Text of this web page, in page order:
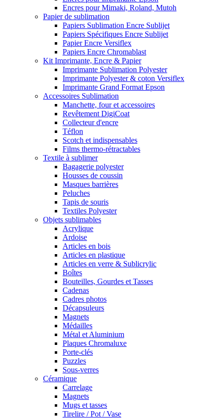
Encres pour Mimaki, Roland, Mutoh
Papier de sublimation
Papiers Sublimation Encre Sublijet
Papiers Spécifiques Encre Sublijet
Papier Encre Versiflex
Papiers Encre Chromablast
Kit Imprimante, Encre & Papier
Imprimante Sublimation Polyester
Imprimante Polyester & coton Versiflex
Imprimante Grand Format Epson
Accessoires Sublimation
Manchette, four et accessoires
Revêtement DigiCoat
Collecteur d'encre
Téflon
Scotch et indispensables
Films thermo-rétractables
Textile à sublimer
Bagagerie polyester
Housses de coussin
Masques barrières
Peluches
Tapis de souris
Textiles Polyester
Objets sublimables
Acrylique
Ardoise
Articles en bois
Articles en plastique
Articles en verre & Sublicrylic
Boîtes
Bouteilles, Gourdes et Tasses
Cadenas
Cadres photos
Décapsuleurs
Magnets
Médailles
Métal et Aluminium
Plaques Chromaluxe
Porte-clés
Puzzles
Sous-verres
Céramique
Carrelage
Magnets
Mugs et tasses
Tirelire / Pot / Vase